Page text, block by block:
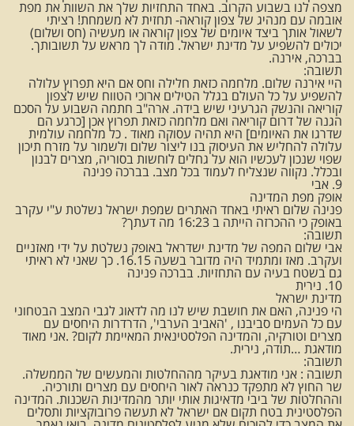
מצפה לנו בשבוע הקרוב. באחד התחזיות שלך את השוות את מפת
אובמה עם מנהיג של צפון קוראה- תחזית לא משמחת! רציתי
לשאול אותך ביצד איומים של צפון קוראה או מעשיה (חס ושלום)
יכולים להשפיע על מדינת ישראל. מודה לך מראש על תשובותך.
בברכה, אירנה.
תשובה:
היי אירנה שלום. מלחמה כזאת חלילה וחס אם היא תפרוץ עלולה
להשפיע על כל העולם בגלל הטילים ארוכי הטווח שיש לצפון
קוריאה והנשק הגרעיני שיש בידה. ארה"ב חתמה השבוע על הסכם
הגנה של דרום קוריאה ואם מלחמה כזאת תפרוץ אכן [כרגע הם
שדרגו את האיומים] היא תהיה עסוקה מאוד . כל מלחמה עולמית
עלולה להחליש את העיסוק בנו ליצור שלום ולשמור על מזרח תיכון
שפוי שנכון לעכשיו הוא על גחלים לוחשות בסוריה, מצרים לבנון
ובכלל. נקווה שנצליח לעמוד בכל מצב. בברכה פנינה
9. אבי
אופק מפת המדינה
פנינה שלום ראיתי באחד האתרים שמפת ישראל נשלטת ע"י עקרב
באופק כי ההכרזה הייתה ב 16:23 מה דעתך?
תשובה:
אבי שלום המפה של מדינת ישדראל באופק נשלטת על ידי מאזניים
ועקרב. מאז ומתמיד היה מדובר בשעה 16.15. כך שאני לא ראיתי
גם בשטח בעיה עם התחזיות. בברכה פנינה
10. נירית
מדינת ישראל
הי פנינה, האם את חושבת שיש לנו מה לדאוג לגבי המצב הבטחוני
עם כל העמים סביבנו , 'האביב הערבי', הדרדרות היחסים עם
מצרים וטורקיה, והמדינה הפלסטינאית המאיימת לקום? .אני מאוד
מודאגת …תודה, נירית.
תשובה:
תשובה : אני מודאגת בעיקר מההחלטות והמעשים של הממשלה.
שר החוץ לא מתפקד כנראה לאור היחסים עם מצרים ותורכיה.
וההחלטות של ביבי מדאיגות אותי יותר מהמדינות השכנות. המדינה
הפלסטינית בטח תקום אם ישראל לא תעשה פרובוקציות ותסלים